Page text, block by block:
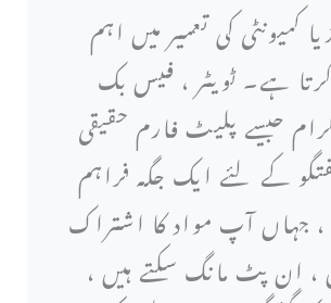
کمیونٹی کی تعمیر میں اہم
ہے۔ ٹویٹر ، فیس بک
جیسے پلیٹ فارم حقیقی
کے لئے ایک جگہ فراہم
جہاں آپ مواد کا اشتراک
، ان پٹ مانگ سکتے ہیں ،